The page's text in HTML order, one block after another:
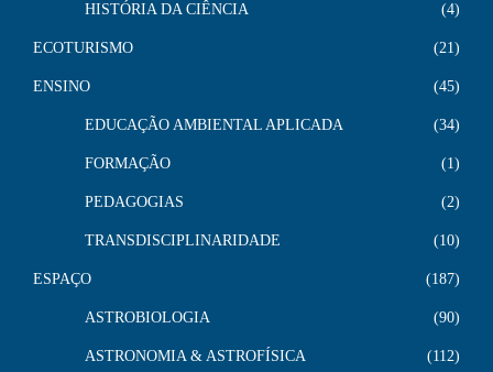
HISTÓRIA DA CIÊNCIA 4
ECOTURISMO 21
ENSINO 45
EDUCAÇÃO AMBIENTAL APLICADA 34
FORMAÇÃO 1
PEDAGOGIAS 2
TRANSDISCIPLINARIDADE 10
ESPAÇO 187
ASTROBIOLOGIA 90
ASTRONOMIA & ASTROFÍSICA 112